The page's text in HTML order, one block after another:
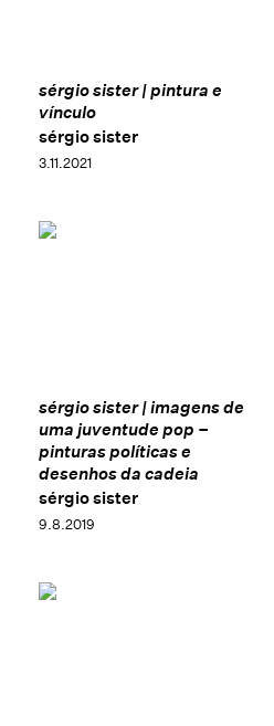
sérgio sister | pintura e
vínculo
sérgio sister
3.11.2021
sérgio sister | imagens de
uma juventude pop –
pinturas políticas e
desenhos da cadeia
sérgio sister
9.8.2019